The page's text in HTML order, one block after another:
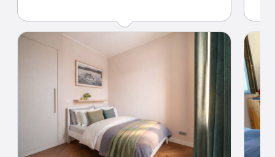
hilfsbereit reagiert. Wir kommen gerne wieder.